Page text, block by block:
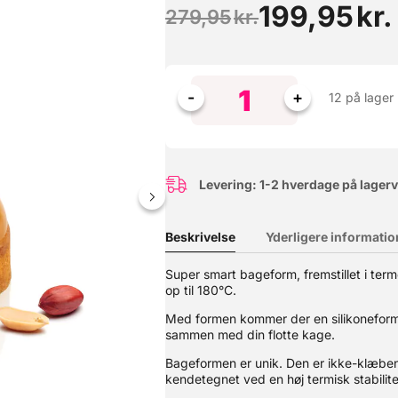
hævekasse er skabt til den passionerede pizzabager. Her får
behov for et låg til den øverste kasse. ? Perfekte hæveforhold
almindeligt køleskab.? Stabelbare & praktiske – Designet til at
Multifunktionelle – Perfekte til både pizzadej og
slutte 100% tæt - din dej skal kunne trække vejret. Farve:
med fødevarer: Ja
279,95kr.199,95kr.
12 på lager
Levering: 1-2 hverdage på
Beskrivelse Yderligere
Super smart bageform, fremstillet i
op til 180°C.
Med formen kommer der en
sammen med din flotte kage.
Bageformen er unik. Den er ikke-
kendetegnet ved en høj termisk